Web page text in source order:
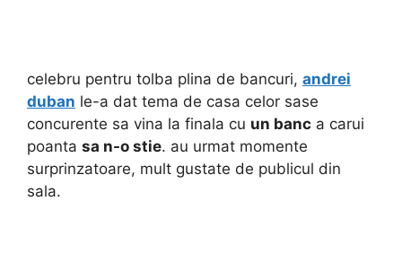
celebru pentru tolba plina de bancuri, andrei
duban le-a dat tema de casa celor sase
concurente sa vina la finala cu un banc a carui
poanta sa n-o stie. au urmat momente
surprinzatoare, mult gustate de publicul din
sala.